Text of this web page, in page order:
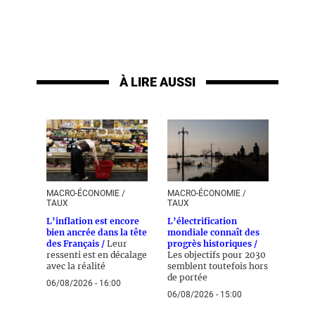
À LIRE AUSSI
MACRO-ÉCONOMIE /
TAUX
L’inflation est encore
bien ancrée dans la tête
des Français / Leur
ressenti est en décalage
avec la réalité
06/08/2026 - 16:00
MACRO-ÉCONOMIE /
TAUX
L’électrification
mondiale connaît des
progrès historiques /
Les objectifs pour 2030
semblent toutefois hors
de portée
06/08/2026 - 15:00